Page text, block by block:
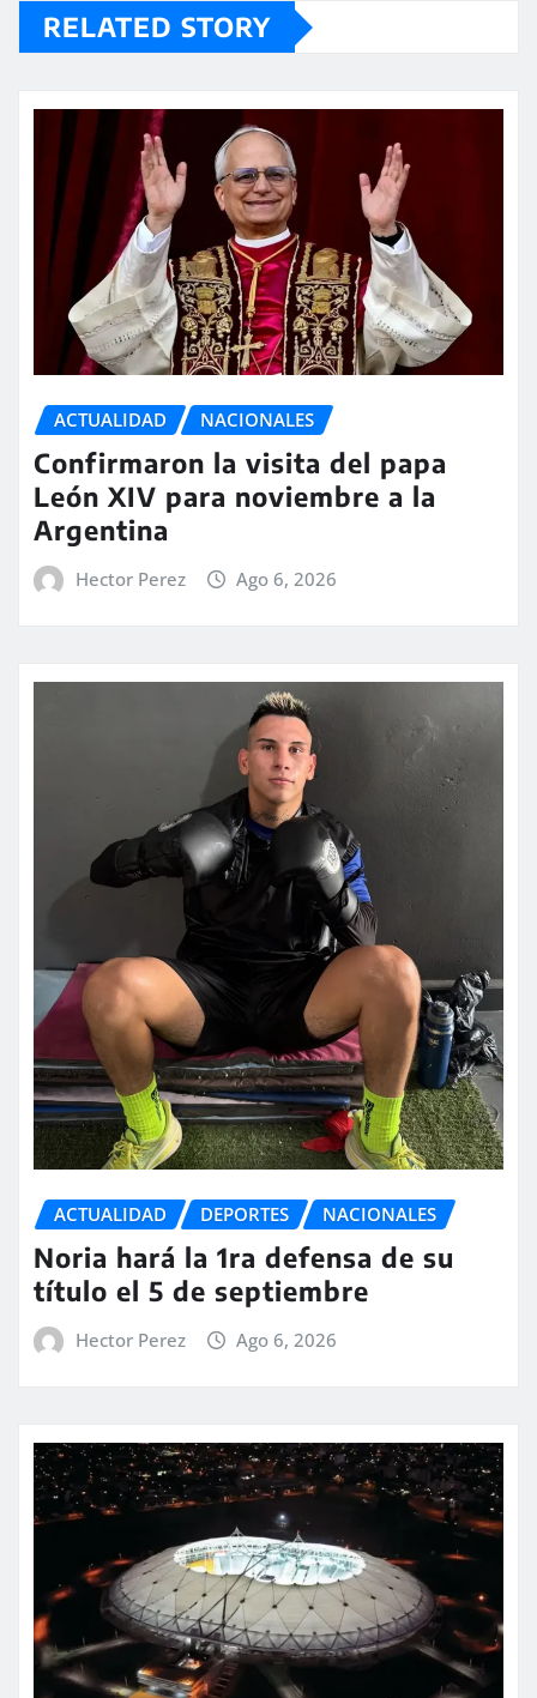
RELATED STORY
ACTUALIDAD NACIONALES
Confirmaron la visita del papa
León XIV para noviembre a la
Argentina
Hector Perez Ago 6, 2026
ACTUALIDAD DEPORTES NACIONALES
Noria hará la 1ra defensa de su
título el 5 de septiembre
Hector Perez Ago 6, 2026